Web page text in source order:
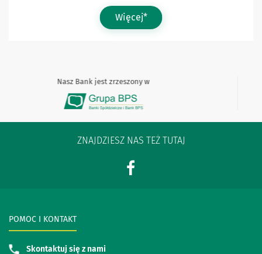
Więcej*
Nasz Bank jest zrzeszony w
ZNAJDZIESZ NAS TEŻ TUTAJ
POMOC I KONTAKT
Skontaktuj się z nami